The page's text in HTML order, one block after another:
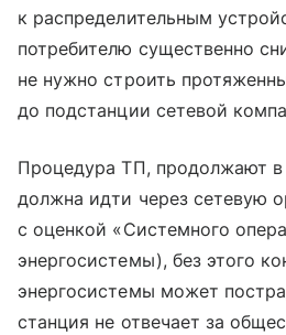
к распределительным
потребителю существенно
не нужно строить
до подстанции сетевой
Процедура ТП, продолжают в
должна идти через сетевую
с оценкой «Системного
энергосистемы), без этого
энергосистемы может
станция не отвечает за